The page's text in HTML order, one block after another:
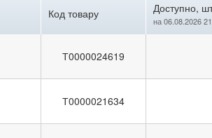
Код товару Доступно,
на 06.08.2026
Т0000024619
Т0000021634